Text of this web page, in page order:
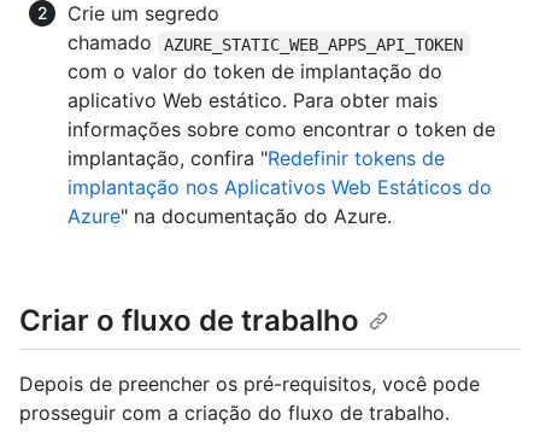
Crie um segredo
chamado
AZURE_STATIC_WEB_APPS_API_TOKEN
com o valor do token de implantação do
aplicativo Web estático. Para obter mais
informações sobre como encontrar o token de
implantação, confira "Redefinir tokens de
implantação nos Aplicativos Web Estáticos do
Azure" na documentação do Azure.
Criar o fluxo de trabalho
Depois de preencher os pré-requisitos, você pode
prosseguir com a criação do fluxo de trabalho.